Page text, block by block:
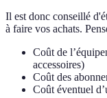
Il est donc conseillé
à faire vos achats.
Coût de
accessoires)
Coût des
Coût éventuel